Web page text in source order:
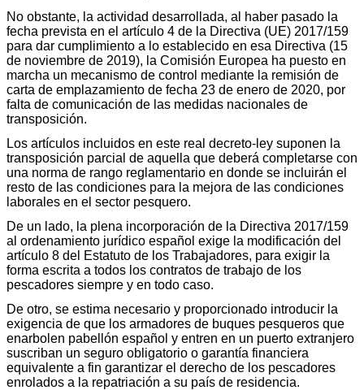
No obstante, la actividad desarrollada, al haber pasado la
fecha prevista en el artículo 4 de la Directiva (UE) 2017/159
para dar cumplimiento a lo establecido en esa Directiva (15
de noviembre de 2019), la Comisión Europea ha puesto en
marcha un mecanismo de control mediante la remisión de
carta de emplazamiento de fecha 23 de enero de 2020, por
falta de comunicación de las medidas nacionales de
transposición.
Los artículos incluidos en este real decreto-ley suponen la
transposición parcial de aquella que deberá completarse con
una norma de rango reglamentario en donde se incluirán el
resto de las condiciones para la mejora de las condiciones
laborales en el sector pesquero.
De un lado, la plena incorporación de la Directiva 2017/159
al ordenamiento jurídico español exige la modificación del
artículo 8 del Estatuto de los Trabajadores, para exigir la
forma escrita a todos los contratos de trabajo de los
pescadores siempre y en todo caso.
De otro, se estima necesario y proporcionado introducir la
exigencia de que los armadores de buques pesqueros que
enarbolen pabellón español y entren en un puerto extranjero
suscriban un seguro obligatorio o garantía financiera
equivalente a fin garantizar el derecho de los pescadores
enrolados a la repatriación a su país de residencia.